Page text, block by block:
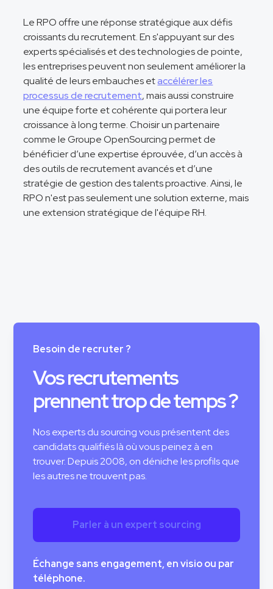
Le RPO offre une réponse stratégique aux défis
croissants du recrutement. En s'appuyant sur des
experts spécialisés et des technologies de pointe,
les entreprises peuvent non seulement améliorer la
qualité de leurs embauches etaccélérer les
processus de recrutement, mais aussi construire
une équipe forte et cohérente qui portera leur
croissance à long terme. Choisir un partenaire
comme le Groupe OpenSourcing permet de
bénéficier d’une expertise éprouvée, d’un accès à
des outils de recrutement avancés et d’une
stratégie de gestion des talents proactive. Ainsi, le
RPO n'est pas seulement une solution externe, mais
une extension stratégique de l'équipe RH.
Besoin de recruter ?
Vos recrutements
prennent trop de temps ?
Nos experts du sourcing vous présentent des
candidats qualifiés là où vous peinez à en
trouver. Depuis 2008, on déniche les profils que
les autres ne trouvent pas.
Parler à un expert sourcing
Échange sans engagement, en visio ou par
téléphone.